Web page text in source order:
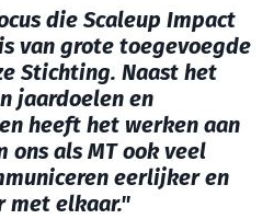
die Scaleup Impact
van grote toegevoegde
Stichting. Naast het
jaardoelen en
heeft het werken aan
ons als MT ook veel
eerlijker en
met elkaar."